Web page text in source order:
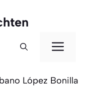
López Bonilla